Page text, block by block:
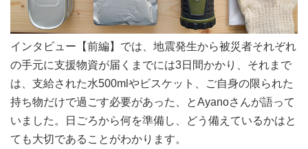
インタビュー【前編】では、地震発生から被災者それぞれ
の手元に支援物資が届くまでには3日間かかり、それまで
は、支給された水500mlやビスケット、ご自身の限られた
持ち物だけで過ごす必要があった、とAyanoさんが語って
いました。日ごろから何を準備し、どう備えているかはと
ても大切であることがわかります。